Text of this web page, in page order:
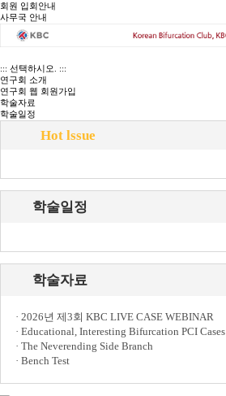
회원 입회안내
사무국 안내
::: 선택하시오. :::
연구회 소개
연구회 웹 회원가입
학술자료
학술일정
Hot lssue
학술일정
학술자료
· 2026년 제3회 KBC LIVE CASE WEBINAR
· Educational, Interesting Bifurcation PCI Cases
· The Neverending Side Branch
· Bench Test